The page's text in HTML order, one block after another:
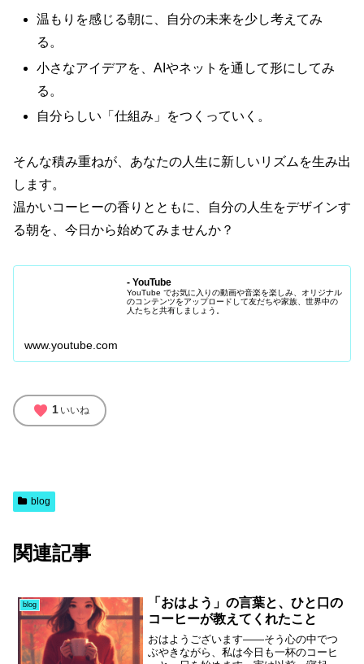
温もりを感じる朝に、自分の未来を少し考えてみ
る。
小さなアイデアを、AIやネットを通して形にしてみ
る。
自分らしい「仕組み」をつくっていく。
そんな積み重ねが、あなたの人生に新しいリズムを生み出
します。
温かいコーヒーの香りとともに、自分の人生をデザインす
る朝を、今日から始めてみませんか？
- YouTube
YouTube でお気に入りの動画や音楽を楽しみ、オリジナル
のコンテンツをアップロードして友だちや家族、世界中の
人たちと共有しましょう。
www.youtube.com
favorite 1 いいね
blog
関連記事
blog
「おはよう」の言葉と、ひと口の
コーヒーが教えてくれたこと
おはようございます——そう心の中でつ
ぶやきながら、私は今日も一杯のコーヒ